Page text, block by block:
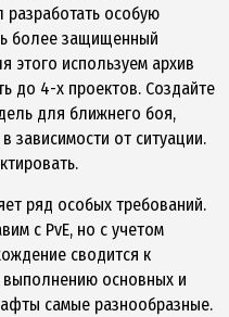
разработать особую
более защищенный
этого используем архив
до 4-х проектов. Создайте
для ближнего боя,
зависимости от ситуации.
ряд особых требований.
с PvE, но с учетом
сводится к
выполнению основных и
самые разнообразные.